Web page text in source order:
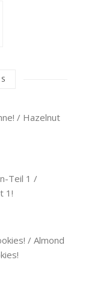
/ Hazelnut
Teil 1 /
1!
/ Almond